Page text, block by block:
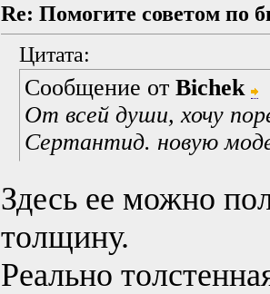
Re: Помогите советом по
Цитата:
Сообщение от Bichek
От всей души, хочу
Сертантид. новую
Здесь ее можно
толщину.
Реально